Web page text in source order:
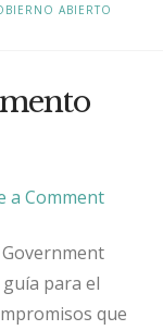
ABIERTO
a Comment
para el
que